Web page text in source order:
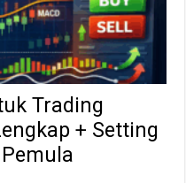
Trading
+ Setting